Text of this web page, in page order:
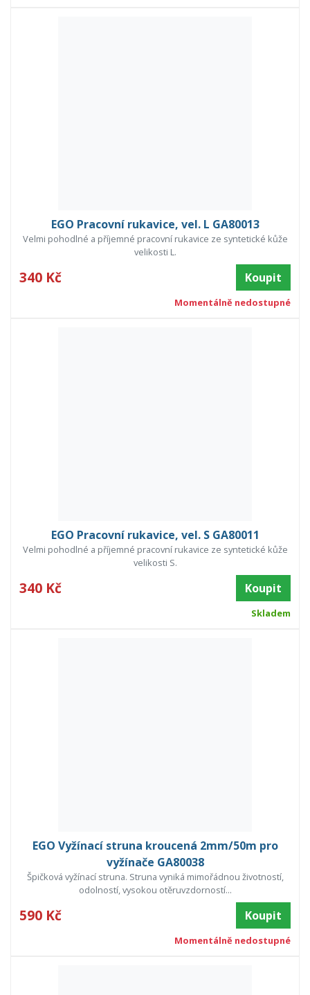
EGO Pracovní rukavice, vel. L GA80013
Velmi pohodlné a příjemné pracovní rukavice ze syntetické kůže
velikosti L.
340 Kč Koupit
Momentálně nedostupné
EGO Pracovní rukavice, vel. S GA80011
Velmi pohodlné a příjemné pracovní rukavice ze syntetické kůže
velikosti S.
340 Kč Koupit
Skladem
EGO Vyžínací struna kroucená 2mm/50m pro
vyžínače GA80038
Špičková vyžínací struna. Struna vyniká mimořádnou životností,
odolností, vysokou otěruvzdorností...
590 Kč Koupit
Momentálně nedostupné